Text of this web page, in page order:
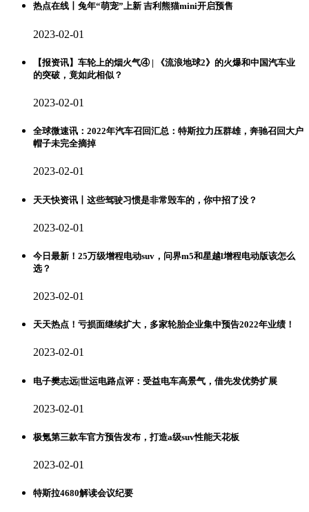
热点在线丨兔年“萌宠”上新 吉利熊猫mini开启预售
2023-02-01
【报资讯】车轮上的烟火气④ | 《流浪地球2》的火爆和中国汽车业
的突破，竟如此相似？
2023-02-01
全球微速讯：2022年汽车召回汇总：特斯拉力压群雄，奔驰召回大户
帽子未完全摘掉
2023-02-01
天天快资讯丨这些驾驶习惯是非常毁车的，你中招了没？
2023-02-01
今日最新！25万级增程电动suv，问界m5和星越l增程电动版该怎么
选？
2023-02-01
天天热点！亏损面继续扩大，多家轮胎企业集中预告2022年业绩！
2023-02-01
电子樊志远|世运电路点评：受益电车高景气，借先发优势扩展
2023-02-01
极氪第三款车官方预告发布，打造a级suv性能天花板
2023-02-01
特斯拉4680解读会议纪要